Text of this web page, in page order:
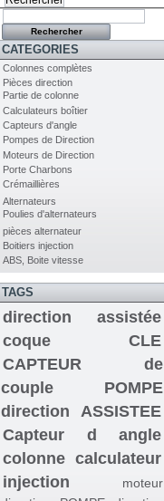
CATEGORIES
Colonnes complètes
Pièces direction
Partie de colonne
Calculateurs boîtier
Capteurs d'angle
Pompes de Direction
Moteurs de Direction
Porte Charbons
Crémaillières
Alternateurs
Poulies d'alternateurs
pièces alternateur
Boitiers injection
ABS, Boite vitesse
TAGS
direction assistée
coque CLE
CAPTEUR de
couple
POMPE
direction ASSISTEE
Capteur d angle
colonne calculateur
injection
moteur